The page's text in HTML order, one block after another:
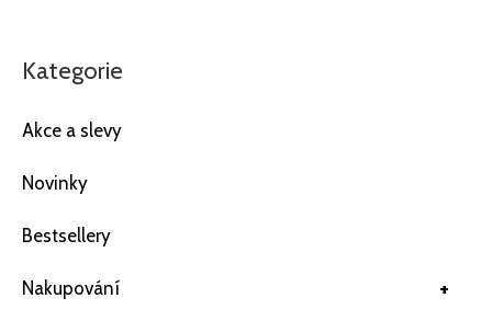
Kategorie
Akce a slevy
Novinky
Bestsellery
+
Nakupování